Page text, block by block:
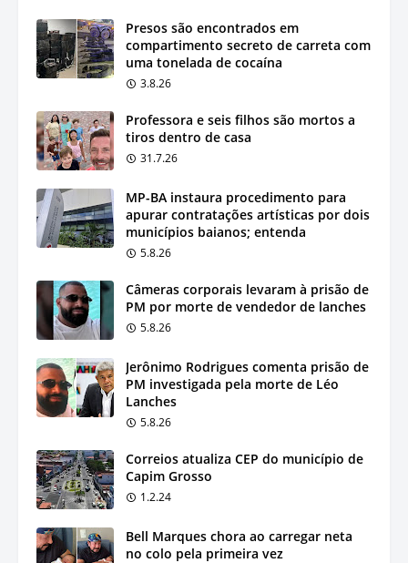
Presos são encontrados em
compartimento secreto de carreta com
uma tonelada de cocaína
3.8.26
Professora e seis filhos são mortos a
tiros dentro de casa
31.7.26
MP-BA instaura procedimento para
apurar contratações artísticas por dois
municípios baianos; entenda
5.8.26
Câmeras corporais levaram à prisão de
PM por morte de vendedor de lanches
5.8.26
Jerônimo Rodrigues comenta prisão de
PM investigada pela morte de Léo
Lanches
5.8.26
Correios atualiza CEP do município de
Capim Grosso
1.2.24
Bell Marques chora ao carregar neta
no colo pela primeira vez